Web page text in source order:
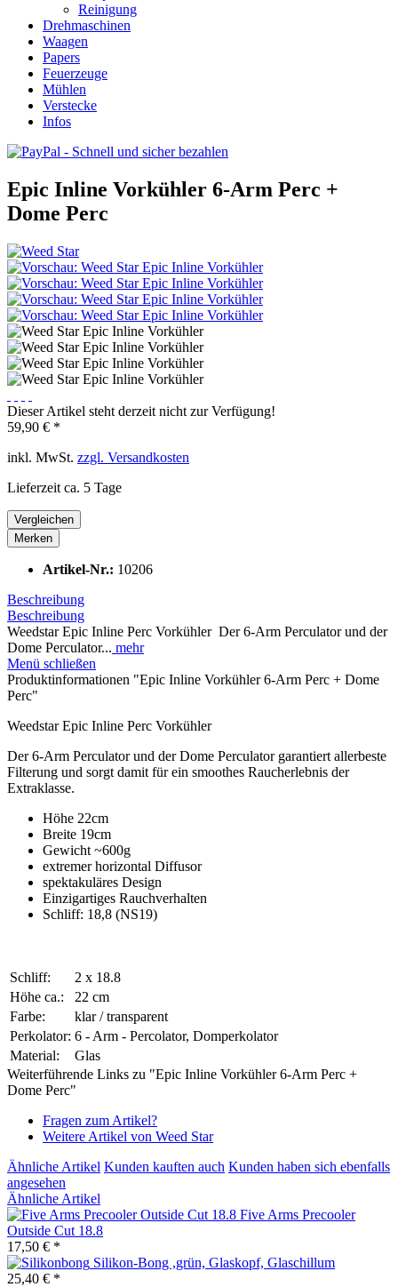
Reinigung
Drehmaschinen
Waagen
Papers
Feuerzeuge
Mühlen
Verstecke
Infos
Epic Inline Vorkühler 6-Arm Perc +
Dome Perc
Dieser Artikel steht derzeit nicht zur Verfügung!
59,90 € *
inkl. MwSt. zzgl. Versandkosten
Lieferzeit ca. 5 Tage
Vergleichen
Merken
Artikel-Nr.: 10206
Beschreibung
Beschreibung
Weedstar Epic Inline Perc Vorkühler Der 6-Arm Perculator und der
Dome Perculator... mehr
Menü schließen
Produktinformationen "Epic Inline Vorkühler 6-Arm Perc + Dome
Perc"
Weedstar Epic Inline Perc Vorkühler
Der 6-Arm Perculator und der Dome Perculator garantiert allerbeste
Filterung und sorgt damit fürein smoothes Raucherlebnis der
Extraklasse.
Höhe 22cm
Breite 19cm
Gewicht ~600g
extremer horizontal Diffusor
spektakuläres Design
Einzigartiges Rauchverhalten
Schliff: 18,8 (NS19)
Schliff:
2 x 18.8
Höhe ca.:
22 cm
Farbe:
klar / transparent
Perkolator: 6 - Arm - Percolator, Domperkolator
Material:
Glas
Weiterführende Links zu "Epic Inline Vorkühler 6-Arm Perc +
Dome Perc"
Fragen zum Artikel?
Weitere Artikel von Weed Star
Ähnliche Artikel Kunden kauften auch Kunden haben sich ebenfalls
angesehen
Ähnliche Artikel
Five Arms Precooler
Outside Cut 18.8
17,50 € *
Silikon-Bong ,grün, Glaskopf, Glaschillum
25,40 € *